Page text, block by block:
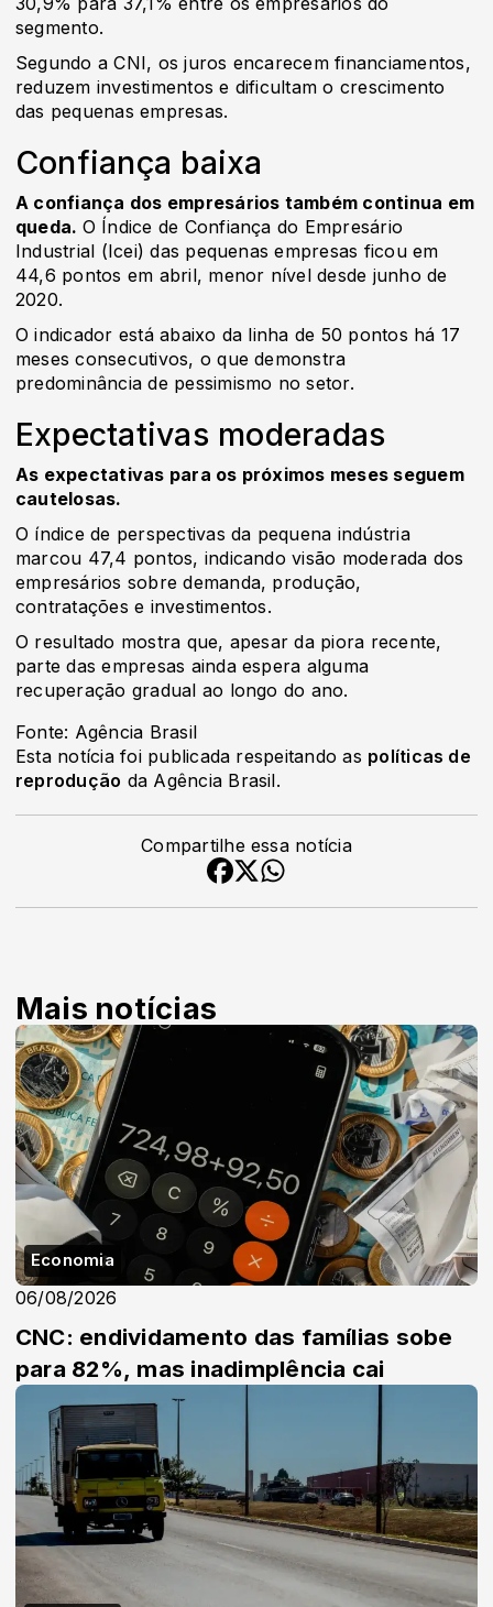
segmento.
Segundo a CNI, os juros encarecem financiamentos,
reduzem investimentos e dificultam o crescimento
das pequenas empresas.
Confiança baixa
A confiança dos empresários também continua em
queda. O Índice de Confiança do Empresário
Industrial (Icei) das pequenas empresas ficou em
44,6 pontos em abril, menor nível desde junho de
2020.
O indicador está abaixo da linha de 50 pontos há 17
meses consecutivos, o que demonstra
predominância de pessimismo no setor.
Expectativas moderadas
As expectativas para os próximos meses seguem
cautelosas.
O índice de perspectivas da pequena indústria
marcou 47,4 pontos, indicando visão moderada dos
empresários sobre demanda, produção,
contratações e investimentos.
O resultado mostra que, apesar da piora recente,
parte das empresas ainda espera alguma
recuperação gradual ao longo do ano.
Fonte: Agência Brasil
Esta notícia foi publicada respeitando as políticas de
reprodução da Agência Brasil.
Compartilhe essa notícia
Mais notícias
Economia
06/08/2026
CNC: endividamento das famílias sobe
para 82%, mas inadimplência cai